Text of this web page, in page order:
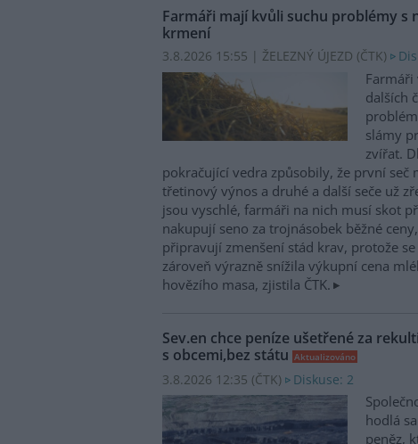
Farmáři mají kvůli suchu problémy s
krmení
3.8.2026 15:55 | ŽELEZNÝ ÚJEZD (ČTK)
Farmáři
dalších
slámy
zvířat.
pokračující vedra způsobily, že první seč
třetinový výnos a druhé a další seče už
jsou vyschlé, farmáři na nich musí skot
nakupují seno za trojnásobek běžné
připravují zmenšení stád krav, protože
zároveň výrazně snížila výkupní cena
hovězího masa, zjistila ČTK.
Sev.en chce peníze ušetřené za
s obcemi,bez státu Aktualizováno
3.8.2026 12:35 (ČTK) Diskuse: 2
hodlá
peněz,